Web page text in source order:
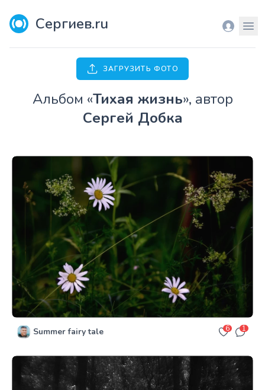
Сергиев.ru Вход
ЗАГРУЗИТЬ ФОТО
Aльбом «Тихая жизнь», автор
Сергей Добка
Summer fairy tale 6 1